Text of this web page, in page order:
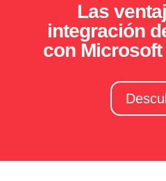
Las
integración
con